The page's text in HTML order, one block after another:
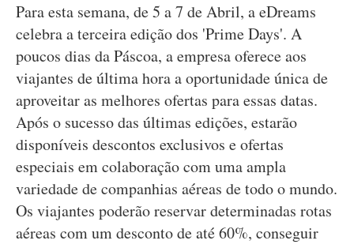
Para esta semana, de 5 a 7 de Abril, a eDreams
celebra a terceira edição dos 'Prime Days'. A
poucos dias da Páscoa, a empresa oferece aos
viajantes de última hora a oportunidade única de
aproveitar as melhores ofertas para essas datas.
Após o sucesso das últimas edições, estarão
disponíveis descontos exclusivos e ofertas
especiais em colaboração com uma ampla
variedade de companhias aéreas de todo o mundo.
Os viajantes poderão reservar determinadas rotas
aéreas com um desconto de até 60%, conseguir